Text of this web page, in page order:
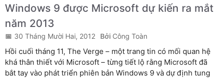
Windows 9 được Microsoft dự kiến ra mắt
năm 2013
30 Tháng Mười Hai, 2012 Công Toàn
Hồi cuối tháng 11, The Verge – một trang tin có mối quan hệ
khá thân thiết với Microsoft – từng tiết lộ rằng Microsoft đã
bắt tay vào phát triển phiên bản Windows 9 và dự định tung